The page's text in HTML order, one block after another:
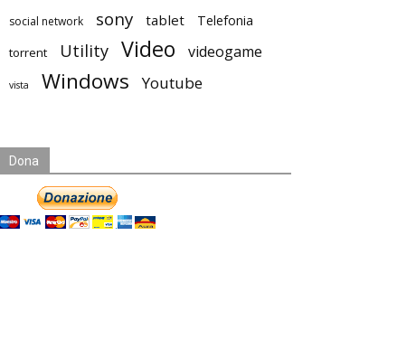
social network sony tablet Telefonia
torrent Utility Video videogame
vista Windows Youtube
Dona